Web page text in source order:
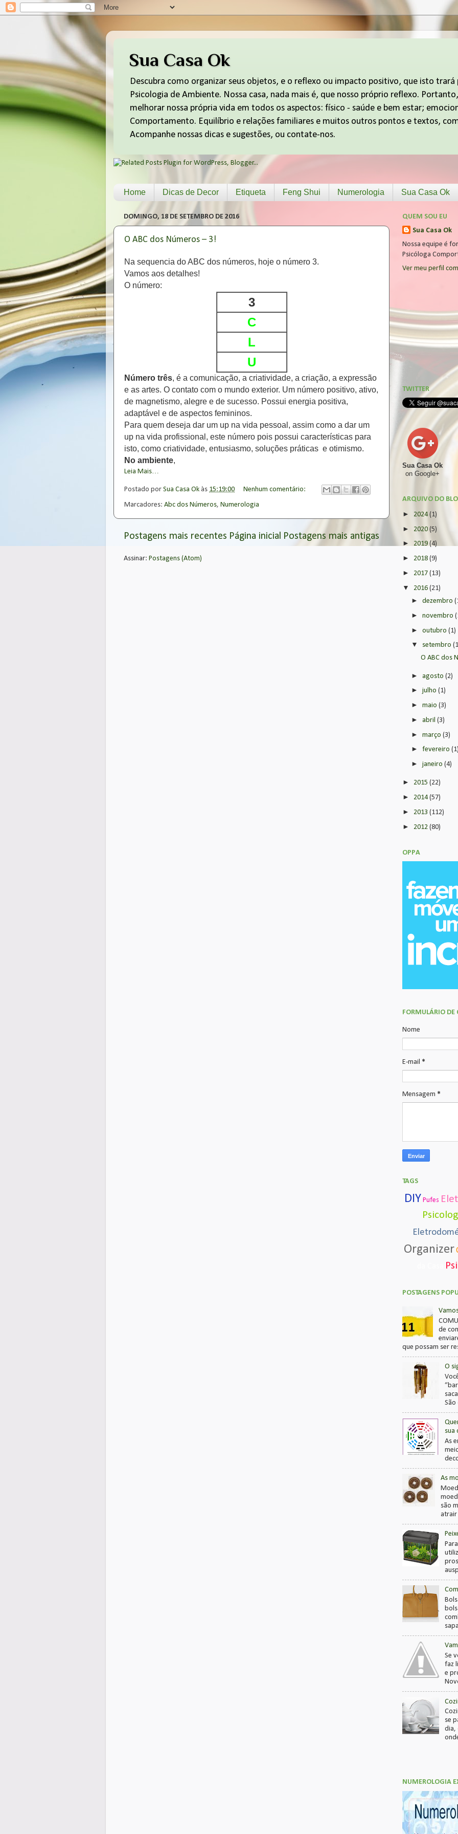
Sua Casa Ok
Descubra como organizar seus objetos, e o reflexo ou impacto positivo, que isto trará
Psicologia de Ambiente. Nossa casa, nada mais é, que nosso próprio reflexo.
melhorar nossa própria vida em todos os aspectos: físico - saúde e bem estar;
Comportamento. Equilíbrio e relações familiares e muitos outros pontos e textos,
Acompanhe nossas dicas e sugestões, ou contate-nos.
Home Dicas de Decor Etiqueta Feng Shui Numerologia Sua Casa Ok
DOMINGO, 18 DE SETEMBRO DE 2016
O ABC dos Números – 3!
Na sequencia do ABC dos números, hoje o número 3.
Vamos aos detalhes!
O número:
3
C
L
U
Número três, é a comunicação, a criatividade, a criação, a expressão
e as artes. O contato com o mundo exterior. Um número positivo, ativo,
de magnetismo, alegre e de sucesso. Possui energia positiva,
adaptável e de aspectos femininos.
Para quem deseja dar um up na vida pessoal, assim como a dar um
up na vida profissional, este número pois possui características para
isto, como criatividade, entusiasmo, soluções práticas e otimismo.
No ambiente,
Leia Mais…
Postado por Sua Casa Ok às 15:19:00
Nenhum comentário:
Marcadores: Abc dos Números, Numerologia
Postagens mais recentes Postagens mais antigas
Página inicial
Assinar: Postagens (Atom)
QUEM SOU EU
Sua Casa Ok
Nossa equipe é
Psicóloga
Ver meu perfil
TWITTER
Sua Casa Ok
on Google+
ARQUIVO DO
► 2024(1)
► 2020 (5)
► 2019 (4)
► 2018 (9)
► 2017 (13)
▼ 2016 (21)
►dezembro
►novembro
►outubro(1)
▼ setembro
O ABC dos
►agosto(2)
►julho(1)
►maio(3)
►abril(3)
►março(3)
►fevereiro
►janeiro(4)
► 2015 (22)
► 2014(57)
► 2013 (112)
► 2012 (80)
OPPA
FORMULÁRIO DE
Nome
E-mail *
Mensagem *
TAGS
DIY Pufes
Organizer
POSTAGENS
de
que possam ser
O
São
sua
As
As
são
atrair
Se
faz
e
se
dia,
NUMEROLOGIA